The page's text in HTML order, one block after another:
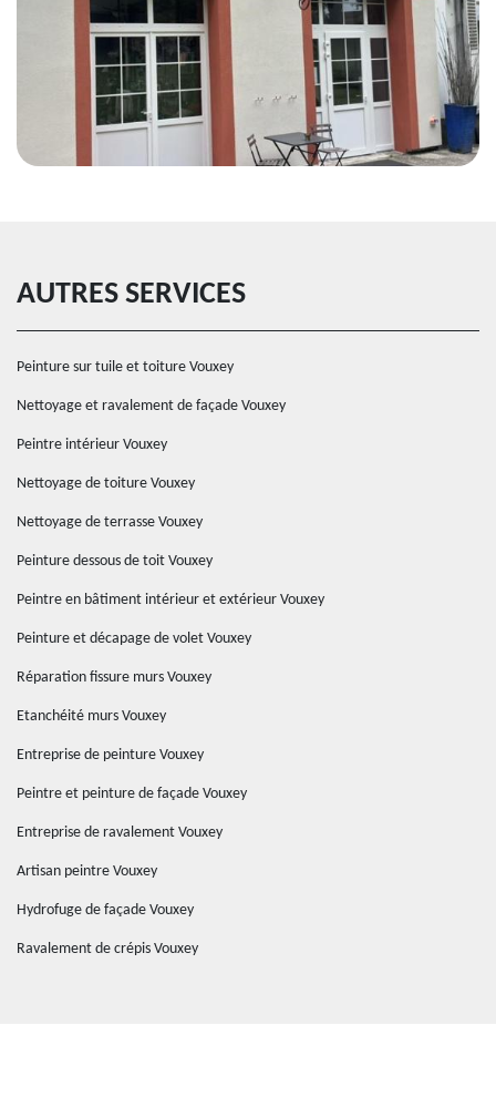
AUTRES SERVICES
Peinture sur tuile et toiture Vouxey
Nettoyage et ravalement de façade Vouxey
Peintre intérieur Vouxey
Nettoyage de toiture Vouxey
Nettoyage de terrasse Vouxey
Peinture dessous de toit Vouxey
Peintre en bâtiment intérieur et extérieur Vouxey
Peinture et décapage de volet Vouxey
Réparation fissure murs Vouxey
Etanchéité murs Vouxey
Entreprise de peinture Vouxey
Peintre et peinture de façade Vouxey
Entreprise de ravalement Vouxey
Artisan peintre Vouxey
Hydrofuge de façade Vouxey
Ravalement de crépis Vouxey